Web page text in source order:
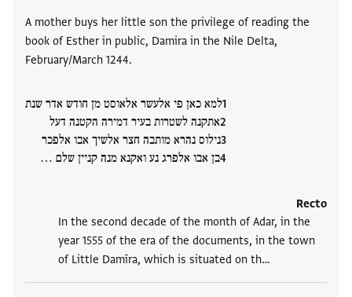
A mother buys her little son the privilege of reading the
book of Esther in public, Damira in the Nile Delta,
February/March 1244.
למא כאן פי אלעשר אלאוסט מן חודש אדר שנת
אתקנה לשטרות בעיר דמירה הקטנה דעל
נילוס נהרא מותבה חצר אלשיך אבו אלפכר
בן אבו אלפרג נע ואקנא מנה קניין שלם ‮…
Recto
In the second decade of the month of Adar, in the
year 1555 of the era of the documents, in the town
of Little Damīra, which is situated on th‮…